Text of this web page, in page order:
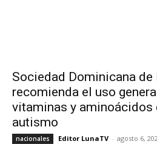
Sociedad Dominicana
recomienda el uso
vitaminas y aminoácidos
autismo
nacionales Editor LunaTV - agosto 6,